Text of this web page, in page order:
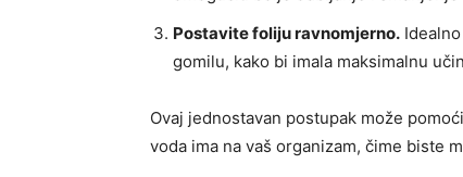
Postavite foliju ravnomjerno.
gomilu, kako bi imala maksimalnu
Ovaj jednostavan postupak može
voda ima na vaš organizam, čime biste